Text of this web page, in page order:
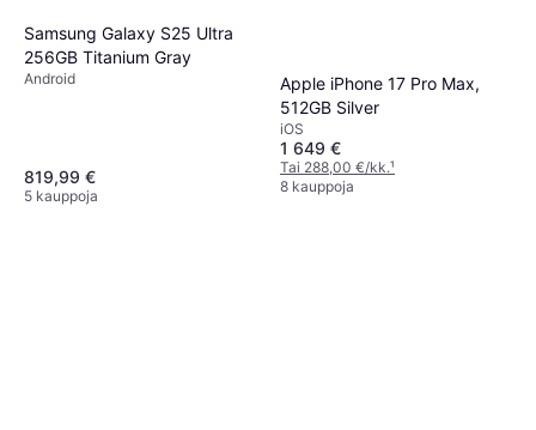
Samsung Galaxy S25 Ultra
256GB Titanium Gray
Android
819,99 €
5 kauppoja
Apple iPhone 17 Pro Max,
512GB Silver
iOS
1 649 €
Tai 288,00 €/kk.¹
8 kauppoja